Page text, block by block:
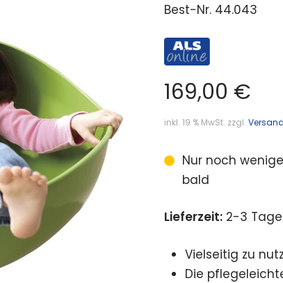
Best-Nr. 44.043
169,00 €
inkl. 19 % MwSt. zzgl.
Nur noch
bald
Lieferzeit: 2-3 Tage
Vielseitig zu
Die